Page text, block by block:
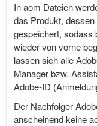
In aom Dateien
das Produkt,
gespeichert, sodass
wieder von vorne
lassen sich alle
Manager bzw.
Adobe-ID
Der Nachfolger
anscheinend keine